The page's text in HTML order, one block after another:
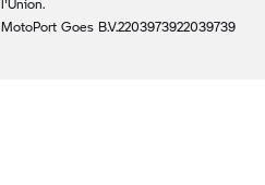
l'Union.
MotoPort Goes B.V.2203973922039739